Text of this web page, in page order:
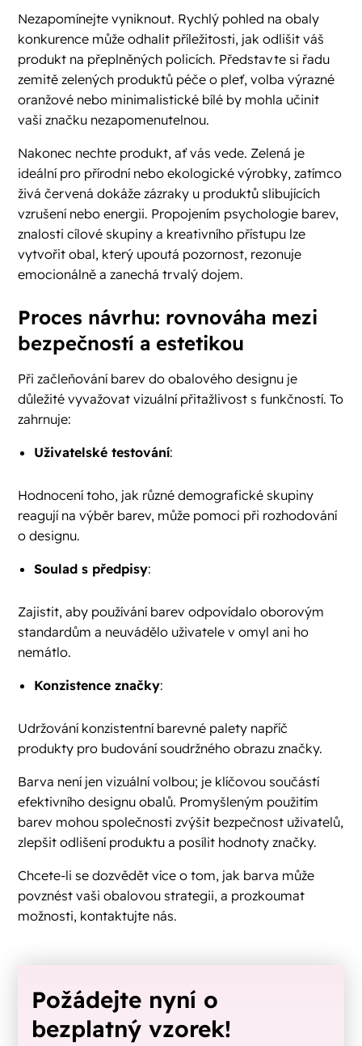
Nezapomínejte vyniknout. Rychlý pohled na obaly
konkurence může odhalit příležitosti, jak odlišit váš
produkt na přeplněných policích. Představte si řadu
zemitě zelených produktů péče o pleť, volba výrazné
oranžové nebo minimalistické bílé by mohla učinit
vaši značku nezapomenutelnou.
Nakonec nechte produkt, ať vás vede. Zelená je
ideální pro přírodní nebo ekologické výrobky, zatímco
živá červená dokáže zázraky u produktů slibujících
vzrušení nebo energii. Propojením psychologie barev,
znalosti cílové skupiny a kreativního přístupu lze
vytvořit obal, který upoutá pozornost, rezonuje
emocionálně a zanechá trvalý dojem.
Proces návrhu: rovnováha mezi
bezpečností a estetikou
Při začleňování barev do obalového designu je
důležité vyvažovat vizuální přitažlivost s funkčností. To
zahrnuje:
Uživatelské testování:
Hodnocení toho, jak různé demografické skupiny
reagují na výběr barev, může pomoci při rozhodování
o designu.
Soulad s předpisy:
Zajistit, aby používání barev odpovídalo oborovým
standardům a neuvádělo uživatele v omyl ani ho
nemátlo.
Konzistence značky:
Udržování konzistentní barevné palety napříč
produkty pro budování soudržného obrazu značky.
Barva není jen vizuální volbou; je klíčovou součástí
efektivního designu obalů. Promyšleným použitím
barev mohou společnosti zvýšit bezpečnost uživatelů,
zlepšit odlišení produktu a posílit hodnoty značky.
Chcete-li se dozvědět více o tom, jak barva může
povznést vaši obalovou strategii, a prozkoumat
možnosti, kontaktujte nás.
Požádejte nyní o
bezplatný vzorek!